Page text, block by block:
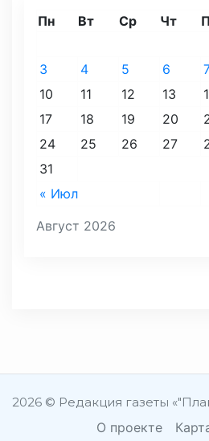
Август 2026
Пн Вт Ср Чт
« Июл
3
4 5 6
10
11 12 13
17
18 19 20
24
25 26 27
31
2026 © Редакция газеты
О проекте